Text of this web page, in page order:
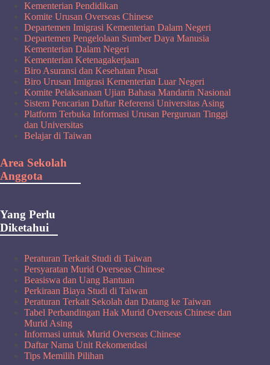
Kementerian Pendidikan
Komite Urusan Overseas Chinese
Departemen Imigrasi Kementerian Dalam Negeri
Departemen Pengelolaan Sumber Daya Manusia
Kementerian Dalam Negeri
Kementerian Ketenagakerjaan
Biro Asuransi dan Kesehatan Pusat
Biro Urusan Imigrasi Kementerian Luar Negeri
Komite Pelaksanaan Ujian Bahasa Mandarin Nasional
Sistem Pencarian Daftar Referensi Universitas Asing
Platform Terbuka Informasi Urusan Perguruan Tinggi
dan Universitas
Belajar di Taiwan
Area Sekolah
Anggota
Yang Perlu
Diketahui
Peraturan Terkait Studi di Taiwan
Persyaratan Murid Overseas Chinese
Beasiswa dan Uang Bantuan
Perkiraan Biaya Studi di Taiwan
Peraturan Terkait Sekolah dan Datang ke Taiwan
Tabel Perbandingan Hak Murid Overseas Chinese dan
Murid Asing
Informasi untuk Murid Overseas Chinese
Daftar Nama Unit Rekomendasi
Tips Memilih Pilihan